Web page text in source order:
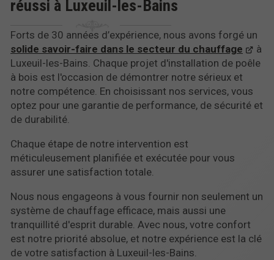
réussi à Luxeuil-les-Bains
Forts de 30 années d’expérience, nous avons forgé un
solide savoir-faire dans le secteur du chauffage
à
Luxeuil-les-Bains. Chaque projet d'installation de poêle
à bois est l'occasion de démontrer notre sérieux et
notre compétence. En choisissant nos services, vous
optez pour une garantie de performance, de sécurité et
de durabilité.
Chaque étape de notre intervention est
méticuleusement planifiée et exécutée pour vous
assurer une satisfaction totale.
Nous nous engageons à vous fournir non seulement un
système de chauffage efficace, mais aussi une
tranquillité d'esprit durable. Avec nous, votre confort
est notre priorité absolue, et notre expérience est la clé
de votre satisfaction à Luxeuil-les-Bains.